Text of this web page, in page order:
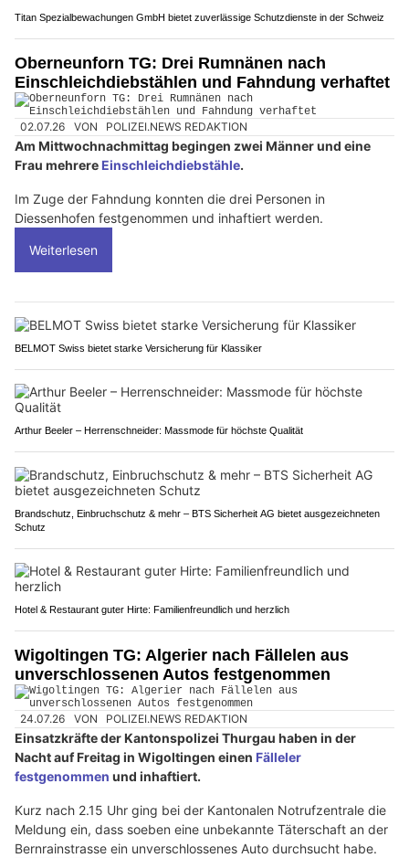
Titan Spezialbewachungen GmbH bietet zuverlässige Schutzdienste in der Schweiz
Oberneunforn TG: Drei Rumnänen nach
Einschleichdiebstählen und Fahndung verhaftet
02.07.26 VON POLIZEI.NEWS REDAKTION
Am Mittwochnachmittag begingen zwei Männer und eine
Frau mehrere Einschleichdiebstähle.
Im Zuge der Fahndung konnten die drei Personen in
Diessenhofen festgenommen und inhaftiert werden.
Weiterlesen
BELMOT Swiss bietet starke Versicherung für Klassiker
Arthur Beeler – Herrenschneider: Massmode für höchste Qualität
Brandschutz, Einbruchschutz & mehr – BTS Sicherheit AG bietet ausgezeichneten
Schutz
Hotel & Restaurant guter Hirte: Familienfreundlich und herzlich
Wigoltingen TG: Algerier nach Fällelen aus
unverschlossenen Autos festgenommen
24.07.26 VON POLIZEI.NEWS REDAKTION
Einsatzkräfte der Kantonspolizei Thurgau haben in der
Nacht auf Freitag in Wigoltingen einen Fälleler
festgenommen und inhaftiert.
Kurz nach 2.15 Uhr ging bei der Kantonalen Notrufzentrale die
Meldung ein, dass soeben eine unbekannte Täterschaft an der
Bernrainstrasse ein unverschlossenes Auto durchsucht habe.